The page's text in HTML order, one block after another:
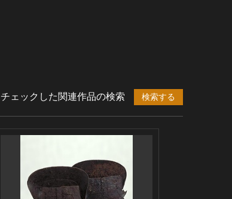
チェックした関連作品の検索 検索する